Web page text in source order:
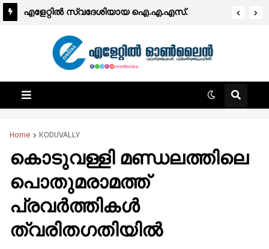
എളേറ്റിൽ സ്വദേശിയായ ഐ.എ.എസ്.
ജാഫർ ബംഗളൂരു മെട്രോ മാനേജിങ് ഡയറക്ടർ
Home KODUVALLY
കൊടുവള്ളി മണ്ഡലത്തിലെ
പൊതുമരാമത്ത്
പ്രവർത്തികൾ
ത്വരിതഗതിയിൽ